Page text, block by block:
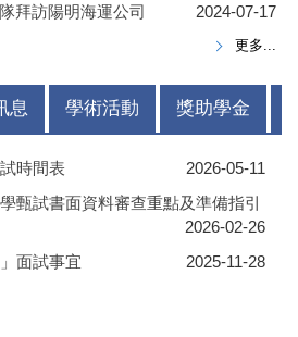
拜訪陽明海運公司
2024-07-17
更多...
息 學術活動 獎助學金
時間表
2026-05-11
甄試書面資料審查重點及準備指引
2026-02-26
面試事宜
2025-11-28